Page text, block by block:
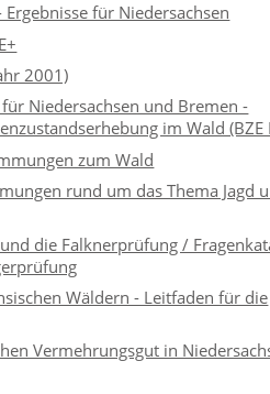
für Niedersachsen
2001)
Niedersachsen und Bremen -
im Wald (BZE
zum Wald
rund um das Thema Jagd
die Falknerprüfung /
Wäldern - Leitfaden für die
Vermehrungsgut in